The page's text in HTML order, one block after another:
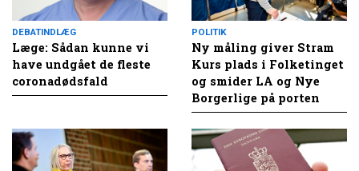
DEBATINDLÆG
Læge: Sådan kunne vi
have undgået de fleste
coronadødsfald
POLITIK
Ny måling giver Stram
Kurs plads i Folketinget
og smider LA og Nye
Borgerlige på porten